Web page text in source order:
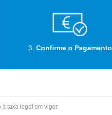
3. Confirme o Pagamento
à taxa legal em vigor.